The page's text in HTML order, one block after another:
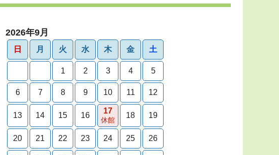
2026年9月
日 月 火 水 木 金 土
1 2 3 4 5
6 7 8 9 10 11 12
13 14 15 16
17
休館
18 19
20 21 22 23 24 25 26